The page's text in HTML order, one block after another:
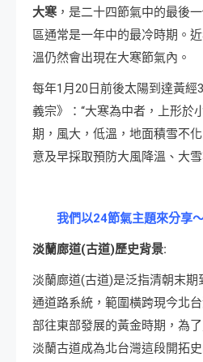
大寒 ，是二十四節氣中的最後
區通常是一年中的最冷時期。
溫仍然會出現在大寒節氣內。
每年1月20日前後太陽到達黃經
義宗》：“大寒為中者，上形於
期，風大，低溫，地面積雪不
意及早採取預防大風降溫、大
我們以24節氣主題來分享
淡蘭廊道(古道)歷史背景:
淡蘭廊道(古道)是泛指清朝末
通道路系統，範圍橫跨現今北
部往東部發展的黃金時期，為
淡蘭古道成為北台灣這段開拓